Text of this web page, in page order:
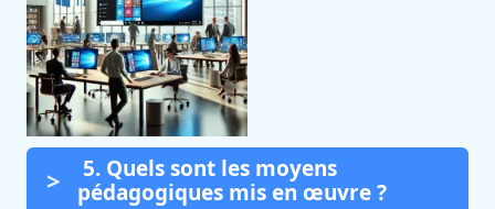
5. Quels sont les moyens
pédagogiques mis en œuvre ?